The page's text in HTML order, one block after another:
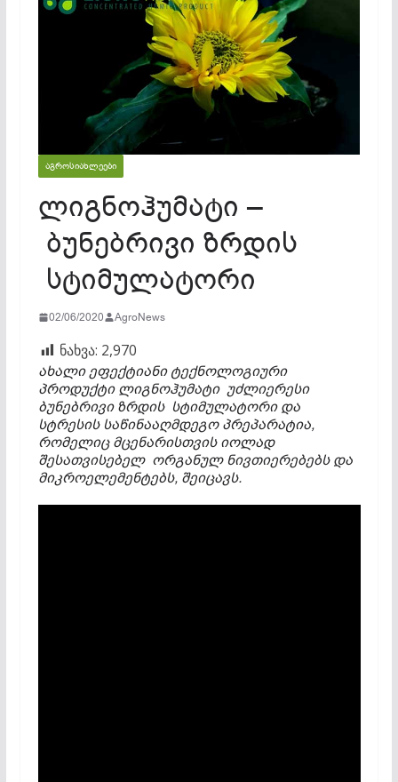
ᲐᲒᲠᲝᲡᲘᲐᲮᲚᲔᲔᲑᲘ
ლიგნოჰუმატი –
ბუნებრივი ზრდის
სტიმულატორი
02/06/2020 AgroNews
ნახვა: 2,970
ახალი ეფექტიანი ტექნოლოგიური
პროდუქტილიგნოჰუმატიუძლიერესი
ბუნებრივი ზრდის სტიმულატორი და
სტრესის საწინააღმდეგო პრეპარატია,
რომელიც მცენარისთვის იოლად
შესათვისებელ ორგანულ ნივთიერებებს და
მიკროელემენტებს, შეიცავს.